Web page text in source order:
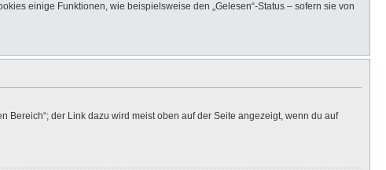
einige Funktionen, wie beispielsweise den „Gelesen“-Status – sofern sie von
der Link dazu wird meist oben auf der Seite angezeigt, wenn du auf